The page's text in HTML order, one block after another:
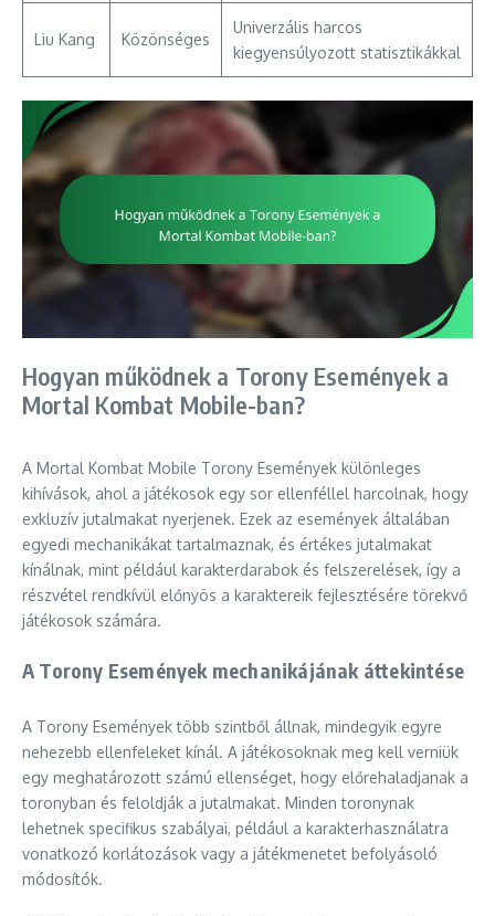
Liu Kang Közönséges
Univerzális harcos
kiegyensúlyozott statisztikákkal
Hogyan működnek a Torony Események a
Mortal Kombat Mobile-ban?
A Mortal Kombat Mobile Torony Események különleges
kihívások, ahol a játékosok egy sor ellenféllel harcolnak, hogy
exkluzív jutalmakat nyerjenek. Ezek az események általában
egyedi mechanikákat tartalmaznak, és értékes jutalmakat
kínálnak, mint például karakterdarabok és felszerelések, így a
részvétel rendkívül előnyös a karaktereik fejlesztésére törekvő
játékosok számára.
A Torony Események mechanikájának áttekintése
A Torony Események több szintből állnak, mindegyik egyre
nehezebb ellenfeleket kínál. A játékosoknak meg kell verniük
egy meghatározott számú ellenséget, hogy előrehaladjanak a
toronyban és feloldják a jutalmakat. Minden toronynak
lehetnek specifikus szabályai, például a karakterhasználatra
vonatkozó korlátozások vagy a játékmenetet befolyásoló
módosítók.